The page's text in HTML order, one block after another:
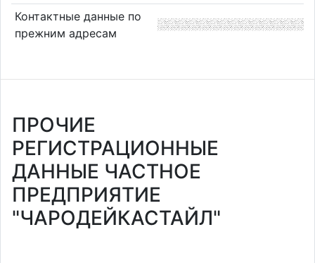
Контактные данные по
прежним адресам
ПРОЧИЕ
РЕГИСТРАЦИОННЫЕ
ДАННЫЕ ЧАСТНОЕ
ПРЕДПРИЯТИЕ
"ЧАРОДЕЙКАСТАЙЛ"